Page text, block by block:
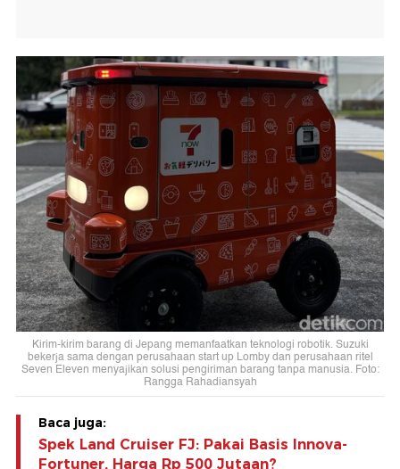
Kirim-kirim barang di Jepang memanfaatkan teknologi robotik. Suzuki
bekerja sama dengan perusahaan start up Lomby dan perusahaan ritel
Seven Eleven menyajikan solusi pengiriman barang tanpa manusia. Foto:
Rangga Rahadiansyah
Baca juga:
Spek Land Cruiser FJ: Pakai Basis Innova-
Fortuner, Harga Rp 500 Jutaan?